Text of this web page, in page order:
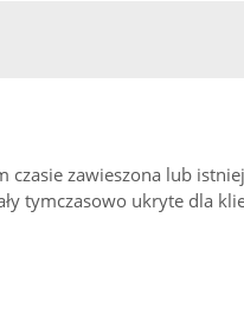
zawieszona lub
tymczasowo ukryte dla